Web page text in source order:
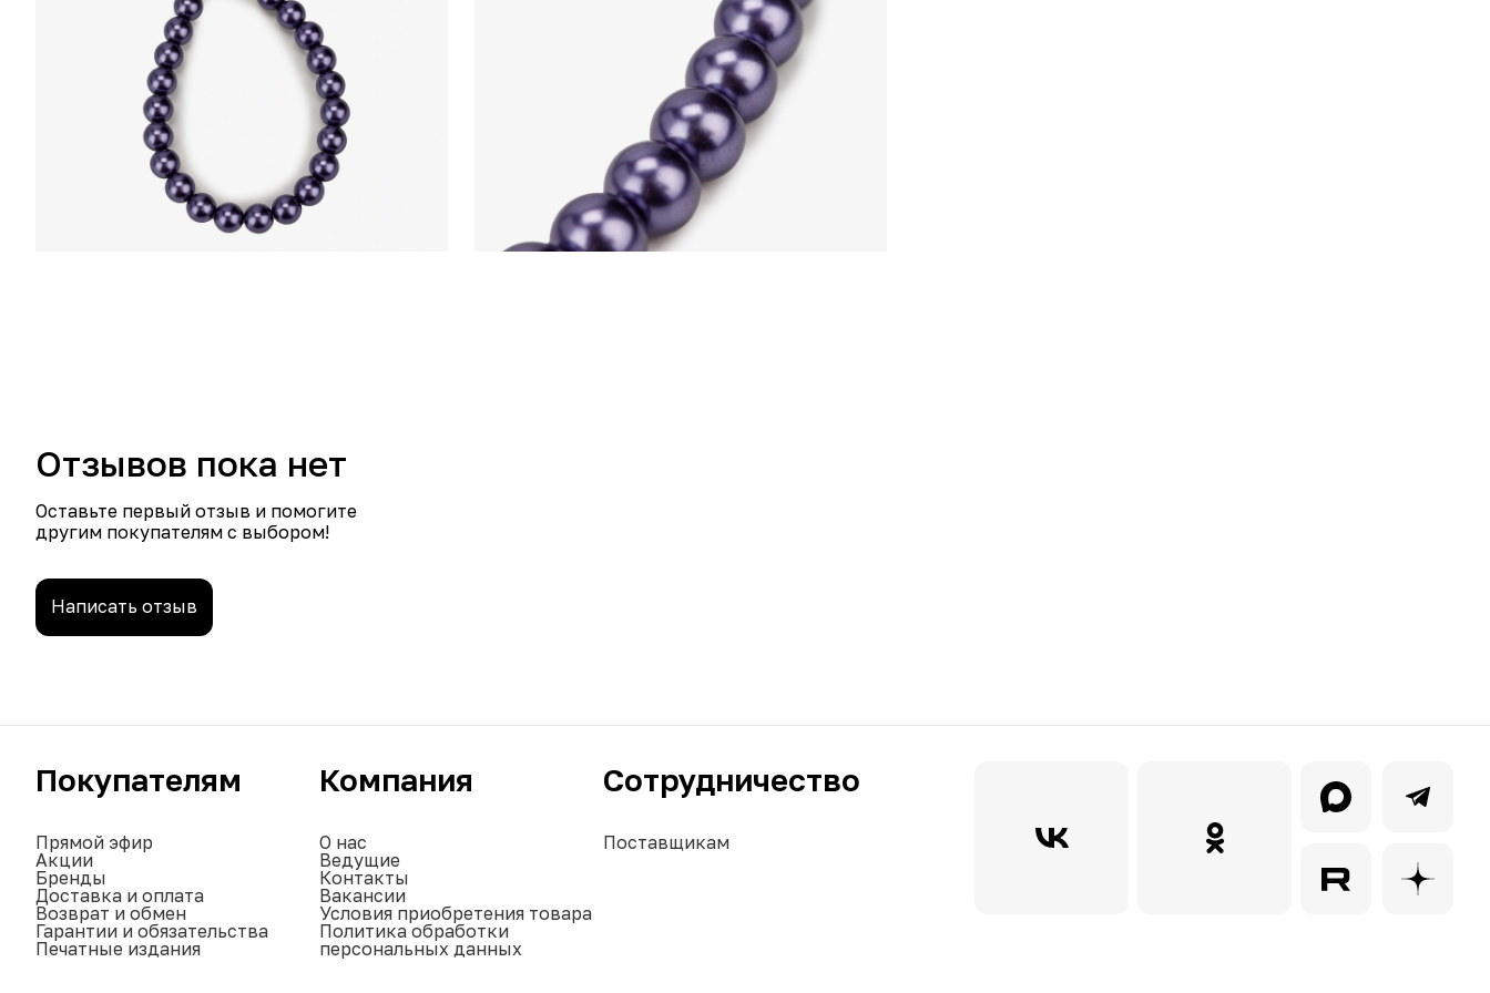
Отзывов пока нет
Оставьте первый отзыв и помогите
другим покупателям с выбором!
Написать отзыв
Покупателям
Прямой эфир
Акции
Бренды
Доставка и оплата
Возврат и обмен
Гарантии и обязательства
Печатные издания
Компания
О нас
Ведущие
Контакты
Вакансии
Условия приобретения товара
Политика обработки
персональных данных
Сотрудничество
Поставщикам